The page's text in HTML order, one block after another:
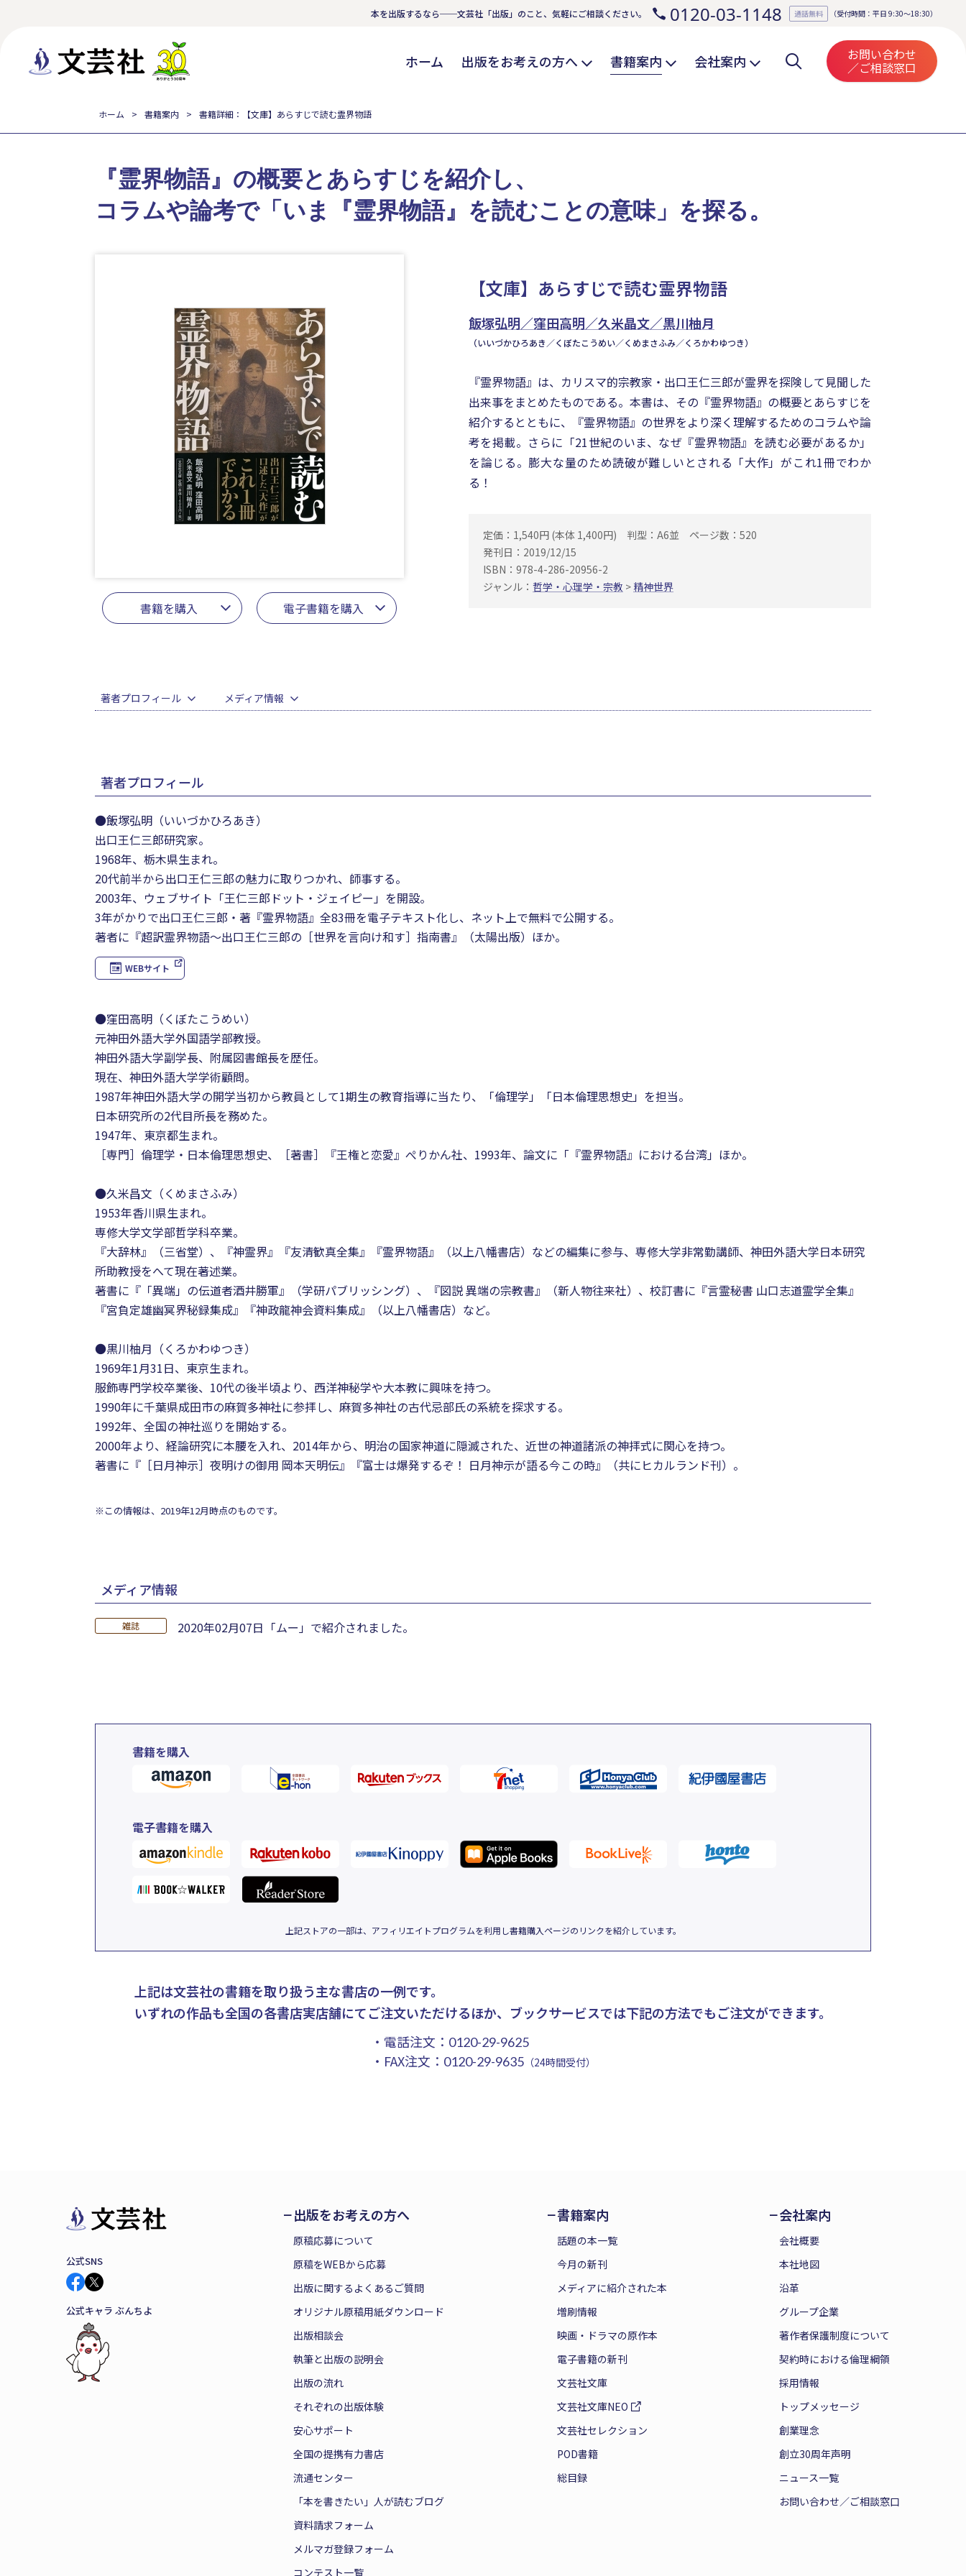
本を出版するなら──文芸社「出版」のこと、気軽にご相談ください。 0120-03-1148 通話無料 （受付時間：平日 9:30～18:30）
ホーム 出版をお考えの方へ 書籍案内 会社案内 お問い合わせ
／ご相談窓口
ホーム 書籍案内 書籍詳細：【文庫】あらすじで読む霊界物語
【文庫】あらすじで読む霊界物語
飯塚弘明／窪田高明／久米晶文／黒川柚月
（いいづかひろあき／くぼたこうめい／くめまさふみ／くろかわゆつき）
書籍を購入 電子書籍を購入
『霊界物語』の概要とあらすじを紹介し、
コラムや論考で「いま『霊界物語』を読むことの意味」を探る。
『霊界物語』は、カリスマ的宗教家・出口王仁三郎が霊界を探険して見聞した
出来事をまとめたものである。本書は、その『霊界物語』の概要とあらすじを
紹介するとともに、『霊界物語』の世界をより深く理解するためのコラムや論
考を掲載。さらに「21世紀のいま、なぜ『霊界物語』を読む必要があるか」
を論じる。膨大な量のため読破が難しいとされる「大作」がこれ1冊でわか
る！
定価：1,540円 (本体 1,400円) 判型：A6並
ページ数：520
発刊日：2019/12/15
ISBN：978-4-286-20956-2
ジャンル： 哲学・心理学・宗教 > 精神世界
著者プロフィール メディア情報
著者プロフィール
●飯塚弘明（いいづかひろあき）
出口王仁三郎研究家。
1968年、栃木県生まれ。
20代前半から出口王仁三郎の魅力に取りつかれ、師事する。
2003年、ウェブサイト「王仁三郎ドット・ジェイピー」を開設。
3年がかりで出口王仁三郎・著『霊界物語』全83冊を電子テキスト化し、ネット上で無料で公開する。
著者に『超訳霊界物語～出口王仁三郎の［世界を言向け和す］指南書』（太陽出版）ほか。
WEBサイト
●窪田高明（くぼたこうめい）
元神田外語大学外国語学部教授。
神田外語大学副学長、附属図書館長を歴任。
現在、神田外語大学学術顧問。
1987年神田外語大学の開学当初から教員として1期生の教育指導に当たり、「倫理学」「日本倫理思想史」を担当。
日本研究所の2代目所長を務めた。
1947年、東京都生まれ。
［専門］倫理学・日本倫理思想史、［著書］『王権と恋愛』ぺりかん社、1993年、論文に「『霊界物語』における台湾」ほか。
●久米昌文（くめまさふみ）
1953年香川県生まれ。
専修大学文学部哲学科卒業。
『大辞林』（三省堂）、『神霊界』『友清歓真全集』『霊界物語』（以上八幡書店）などの編集に参与、専修大学非常勤講師、神田外語大学日本研究
所助教授をへて現在著述業。
著書に『「異端」の伝道者酒井勝軍』（学研パブリッシング）、『図説 異端の宗教書』（新人物往来社）、校訂書に『言霊秘書 山口志道霊学全集』
『宮負定雄幽冥界秘録集成』『神政龍神会資料集成』（以上八幡書店）など。
●黒川柚月（くろかわゆつき）
1969年1月31日、東京生まれ。
服飾専門学校卒業後、10代の後半頃より、西洋神秘学や大本教に興味を持つ。
1990年に千葉県成田市の麻賀多神社に参拝し、麻賀多神社の古代忌部氏の系統を探求する。
1992年、全国の神社巡りを開始する。
2000年より、経論研究に本腰を入れ、2014年から、明治の国家神道に隠滅された、近世の神道諸派の神拝式に関心を持つ。
著書に『［日月神示］夜明けの御用 岡本天明伝』『富士は爆発するぞ！ 日月神示が語る今この時』（共にヒカルランド刊）。
※この情報は、2019年12月時点のものです。
メディア情報
雑誌 2020年02月07日 「ムー」で紹介されました。
書籍を購入
電子書籍を購入
上記ストアの一部は、アフィリエイトプログラムを利用し書籍購入ページのリンクを紹介しています。
上記は文芸社の書籍を取り扱う主な書店の一例です。
いずれの作品も全国の各書店実店舗にてご注文いただけるほか、ブックサービスでは下記の方法でもご注文ができます。
・電話注文： 0120-29-9625
・FAX注文： 0120-29-9635（24時間受付）
公式SNS
公式キャラ ぶんちよ
出版をお考えの方へ
原稿応募について
原稿をWEBから応募
出版に関するよくあるご質問
オリジナル原稿用紙ダウンロード
出版相談会
執筆と出版の説明会
出版の流れ
それぞれの出版体験
安心サポート
全国の提携有力書店
流通センター
「本を書きたい」人が読むブログ
資料請求フォーム
メルマガ登録フォーム
コンテスト一覧
書籍案内
話題の本一覧
今月の新刊
メディアに紹介された本
増刷情報
映画・ドラマの原作本
電子書籍の新刊
文芸社文庫
文芸社文庫NEO
文芸社セレクション
POD書籍
総目録
会社案内
会社概要
本社地図
沿革
グループ企業
著作者保護制度について
契約時における倫理綱領
採用情報
トップメッセージ
創業理念
創立30周年声明
ニュース一覧
お問い合わせ／ご相談窓口